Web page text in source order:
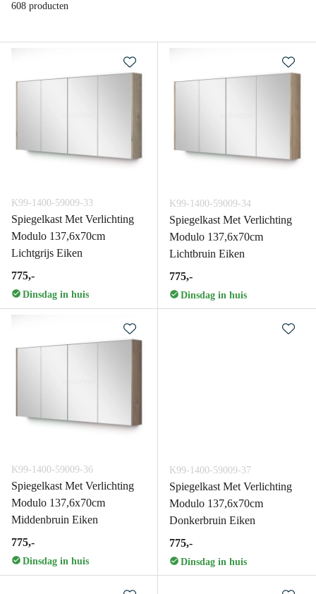
608 producten
K99-1400-59009-33
Spiegelkast Met Verlichting
Modulo 137,6x70cm
Lichtgrijs Eiken
775,-
Dinsdag in huis
K99-1400-59009-34
Spiegelkast Met Verlichting
Modulo 137,6x70cm
Lichtbruin Eiken
775,-
Dinsdag in huis
K99-1400-59009-36
Spiegelkast Met Verlichting
Modulo 137,6x70cm
Middenbruin Eiken
775,-
Dinsdag in huis
K99-1400-59009-37
Spiegelkast Met Verlichting
Modulo 137,6x70cm
Donkerbruin Eiken
775,-
Dinsdag in huis